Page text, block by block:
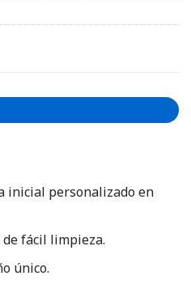
inicial personalizado en
de fácil limpieza.
único.